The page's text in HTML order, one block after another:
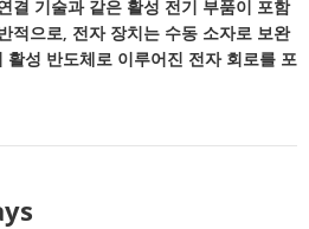
결 기술과 같은 활성 전기 부품이 포함
적으로, 전자 장치는 수동 소자로 보완
활성 반도체로 이루어진 전자 회로를 포